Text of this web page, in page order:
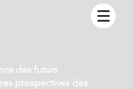
des futurs
prospectives des